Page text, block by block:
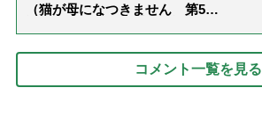
（猫が母になつきません 第500
コメント一覧を見る